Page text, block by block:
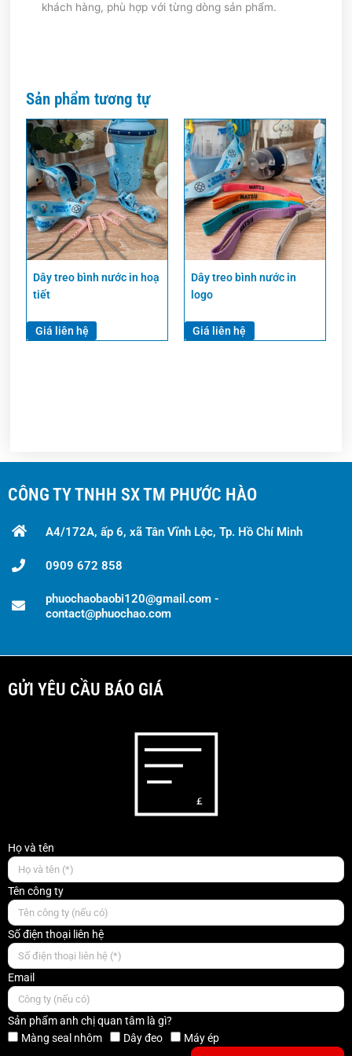
khách hàng, phù hợp với từng dòng sản phẩm.
Sản phẩm tương tự
Dây treo bình nước in hoạ
tiết
Giá liên hệ
Dây treo bình nước in
logo
Giá liên hệ
CÔNG TY TNHH SX TM PHƯỚC HÀO
A4/172A, ấp 6, xã Tân Vĩnh Lộc, Tp. Hồ Chí Minh
0909 672 858
phuochaobaobi120@gmail.com -
contact@phuochao.com
GỬI YÊU CẦU BÁO GIÁ
Họ và tên
Tên công ty
Số điện thoại liên hệ
Email
Sản phẩm anh chị quan tâm là gì?
Màng seal nhôm
Dây đeo Máy ép